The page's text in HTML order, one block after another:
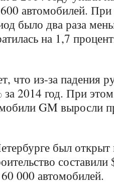
автомобилей.
было два раза
на 1,7
что из-за падения
2014 год. При
GM выросли
был открыт
000 автомобилей.